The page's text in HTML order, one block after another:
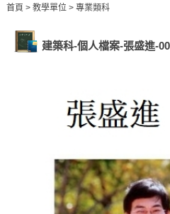
首頁 > 教學單位 > 專業類科
建築科-個人檔案-張盛進-